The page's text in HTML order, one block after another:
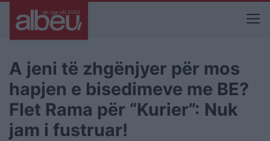
A jeni të zhgënjyer për mos
hapjen e bisedimeve me BE?
Flet Rama për “Kurier”: Nuk
jam i fustruar!